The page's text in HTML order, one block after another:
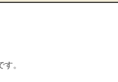
。